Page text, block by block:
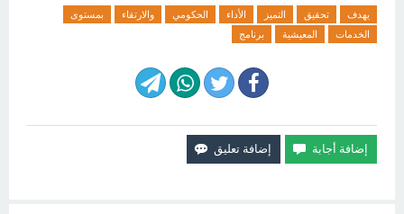
يهدف تحقيق التميز الأداء الحكومي والارتقاء
بمستوى
الخدمات
المعيشية برنامج